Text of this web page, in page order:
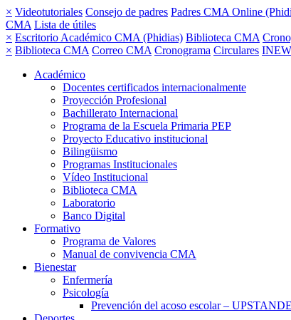
× Videotutoriales Consejo de padres Padres CMA Online
CMA Lista de útiles
× Escritorio Académico CMA (Phidias) Biblioteca CMA
× Biblioteca CMA Correo CMA Cronograma Circulares
Académico
Docentes certificados internacionalmente
Proyección Profesional
Bachillerato Internacional
Programa de la Escuela Primaria PEP
Proyecto Educativo institucional
Bilingüismo
Programas Institucionales
Vídeo Institucional
Biblioteca CMA
Laboratorio
Banco Digital
Formativo
Programa de Valores
Manual de convivencia CMA
Bienestar
Enfermería
Psicología
Prevención del acoso escolar –